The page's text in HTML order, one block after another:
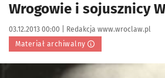
Wrogowie i sojusznicy
Data publikacji:
03.12.2013 00:00 | Autor:
Redakcja www.wroclaw.pl
Materiał archiwalny
Kliknij, aby powiększyć